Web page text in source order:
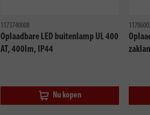
1173740008
Oplaadbare LED buitenlamp UL 400
AT, 400lm, IP44
Nu kopen